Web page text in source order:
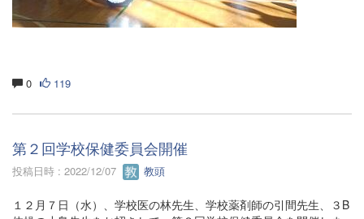
0 119
第２回学校保健委員会開催
投稿日時 : 2022/12/07 教頭
１２月７日（水）、学校医の林先生、学校薬剤師の引間先生、３B